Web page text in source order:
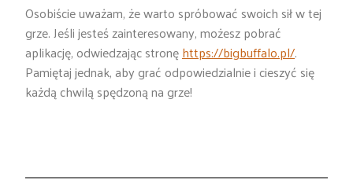
Osobiście uważam, że warto spróbować swoich sił w tej
grze. Jeśli jesteś zainteresowany, możesz pobrać
aplikację, odwiedzając stronęhttps://bigbuffalo.pl/.
Pamiętaj jednak, aby grać odpowiedzialnie i cieszyć się
każdą chwilą spędzoną na grze!